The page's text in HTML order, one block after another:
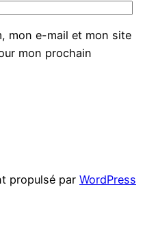
mon e-mail et mon site
mon prochain
propulsé par WordPress